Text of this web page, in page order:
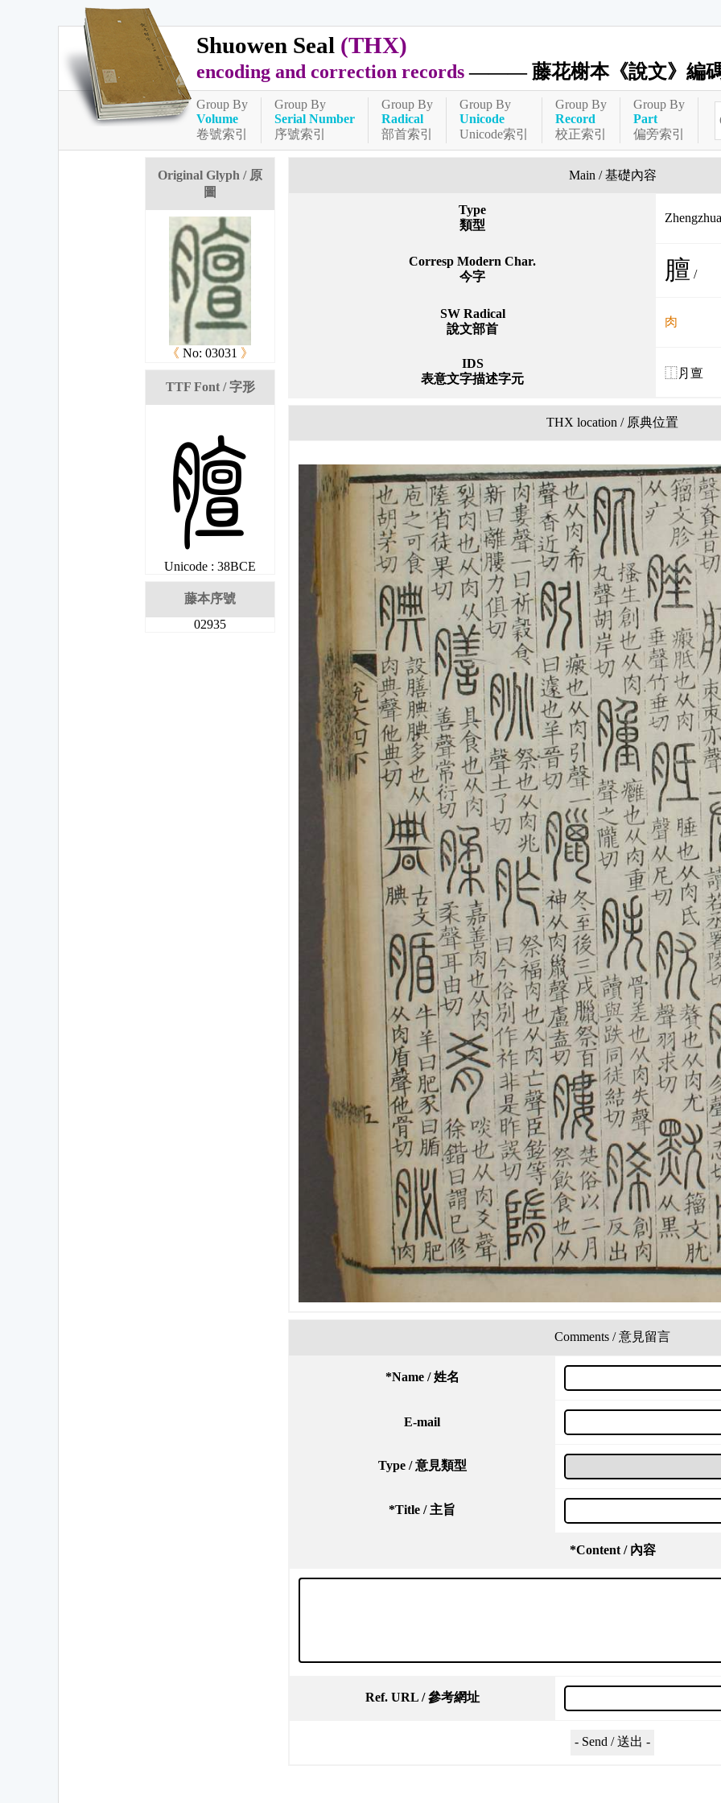
Shuowen Seal (THX)
encoding and correction records ——— 藤花榭本《說文》編
Group By
Volume
卷號索引
Group By
Serial Number
序號索引
Group By
Radical
部首索引
Group By
Unicode
Unicode索引
Group By
Record
校正索引
Group By
Part
偏旁索引
Original Glyph / 原
圖
《 No: 03031 》
TTF Font / 字形
姎
Unicode : 38BCE
藤本序號
02935
Main / 基礎內容
Type
類型
Corresp Modern Char.
今字
膻 /
SW Radical
說文部首
肉
IDS
表意文字描述字元
⿰⺼亶
THX location / 原典位置
Comments / 意見留言
*Name / 姓名
E-mail
Type / 意見類型
*Title / 主旨
*Content / 內容
Ref. URL / 參考網址